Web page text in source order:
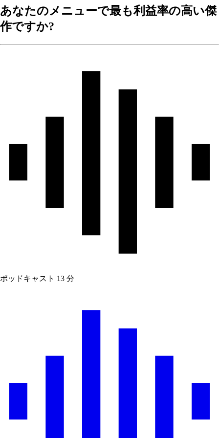
あなたのメニューで最も利益率の高い傑
作ですか?
ポッドキャスト 13 分